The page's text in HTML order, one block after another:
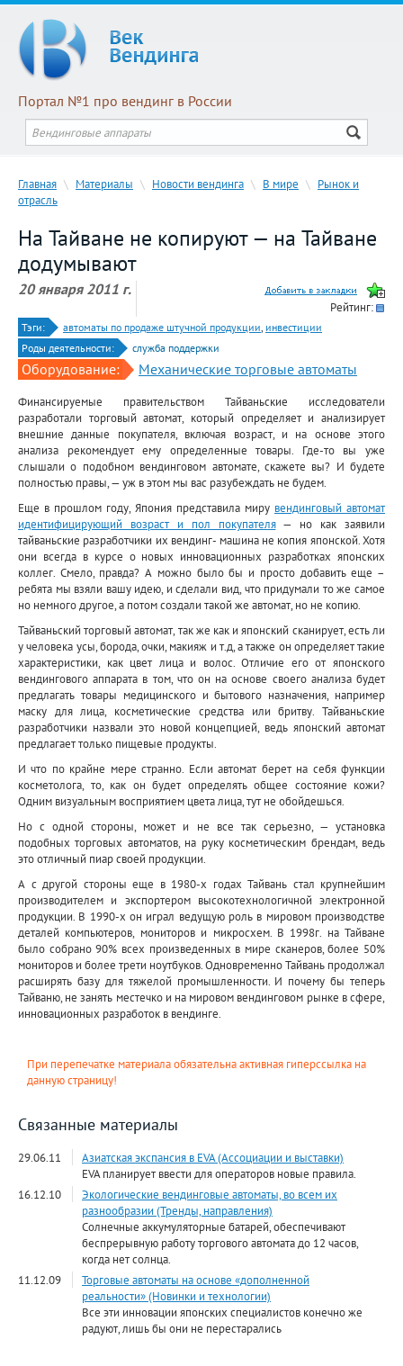
Портал №1 про вендинг в России
Главная \ Материалы \ Новости вендинга \ В мире \ Рынок и
отрасль
На Тайване не копируют — на Тайване
додумывают
20 января 2011 г.
Рейтинг:
Тэги: автоматы по продаже штучной продукции, инвестиции
Роды деятельности:
служба поддержки
Оборудование: Механические торговые автоматы
Финансируемые правительством Тайваньские исследователи
разработали торговый автомат, который определяет и анализирует
внешние данные покупателя, включая возраст, и на основе этого
анализа рекомендует ему определенные товары. Где-то вы уже
слышали о подобном вендинговом автомате, скажете вы? И будете
полностью правы, — уж в этом мы вас разубеждать не будем.
Еще в прошлом году, Япония представила миру вендинговый автомат
идентифицирующий возраст и пол покупателя— но как заявили
тайваньские разработчики их вендинг- машина не копия японской. Хотя
они всегда в курсе о новых инновационных разработках японских
коллег. Смело, правда? А можно было бы и просто добавить еще –
ребята мы взяли вашу идею, и сделали вид, что придумали то же самое
но немного другое, а потом создали такой же автомат, но не копию.
Тайваньский торговый автомат, так же как и японский сканирует, есть ли
у человека усы, борода, очки, макияж и т.д, а также он определяет такие
характеристики, как цвет лица и волос. Отличие его от японского
вендингового аппарата в том, что он на основе своего анализа будет
предлагать товары медицинского и бытового назначения, например
маску для лица, косметические средства или бритву. Тайваньские
разработчики назвали это новой концепцией, ведь японский автомат
предлагает только пищевые продукты.
И что по крайне мере странно. Если автомат берет на себя функции
косметолога, то, как он будет определять общее состояние кожи?
Одним визуальным восприятием цвета лица, тут не обойдешься.
Но с одной стороны, может и не все так серьезно, — установка
подобных торговых автоматов, на руку косметическим брендам, ведь
это отличный пиар своей продукции.
А с другой стороны еще в 1980-х годах Тайвань стал крупнейшим
производителем и экспортером высокотехнологичной электронной
продукции. В 1990-х он играл ведущую роль в мировом производстве
деталей компьютеров, мониторов и микросхем. В 1998г. на Тайване
было собрано 90% всех произведенных в мире сканеров, более 50%
мониторов и более трети ноутбуков. Одновременно Тайвань продолжал
расширять базу для тяжелой промышленности. И почему бы теперь
Тайваню, не занять местечко и на мировом вендинговом рынке в сфере,
инновационных разработок в вендинге.
При перепечатке материала обязательна активная гиперссылка на
данную страницу!
Связанные материалы
29.06.11
Азиатская экспансия в EVA (Ассоциации и выставки)
EVA планирует ввести для операторов новые правила.
16.12.10
Экологические вендинговые автоматы, во всем их
разнообразии (Тренды, направления)
Солнечные аккумуляторные батарей, обеспечивают
беспрерывную работу торгового автомата до 12 часов,
когда нет солнца.
11.12.09
Торговые автоматы на основе «дополненной
реальности» (Новинки и технологии)
Все эти инновации японских специалистов конечно же
радуют, лишь бы они не перестарались